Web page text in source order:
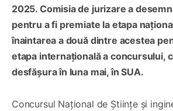
2025. Comisia de jurizare a
pentru a fi premiate la etapa
înaintarea a două dintre acestea
etapa internațională a concursului,
desfășura în luna mai, în SUA.
Concursul Național de Științe și